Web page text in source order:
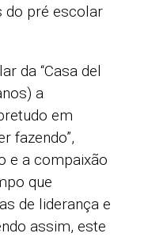
do pré escolar
da “Casa del
a
em
fazendo”,
e a compaixão
que
de liderança e
assim, este